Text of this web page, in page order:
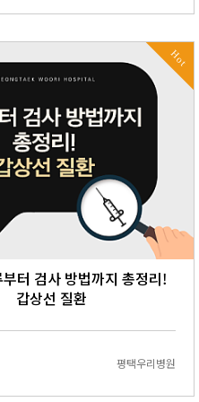
Hot
터 검사 방법까지 총정리!
갑상선 질환
평택우리병원